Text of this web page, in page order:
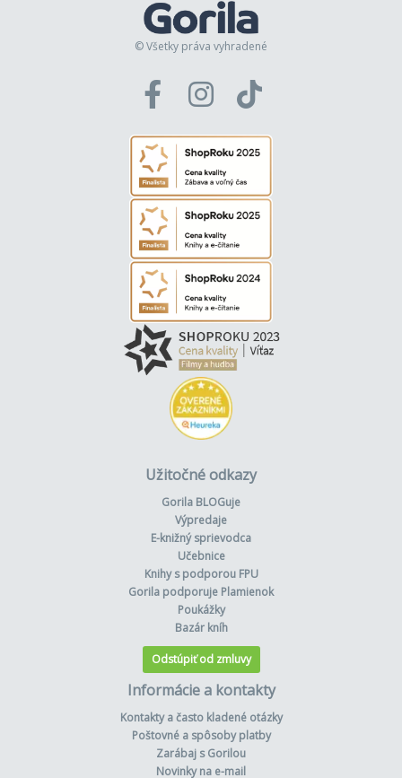
© Všetky práva vyhradené
Užitočné odkazy
Gorila BLOGuje
Výpredaje
E-knižný sprievodca
Učebnice
Knihy s podporou FPU
Gorila podporuje Plamienok
Poukážky
Bazár kníh
Odstúpiť od zmluvy
Informácie a kontakty
Kontakty a často kladené otázky
Poštovné a spôsoby platby
Zarábaj s Gorilou
Novinky na e-mail